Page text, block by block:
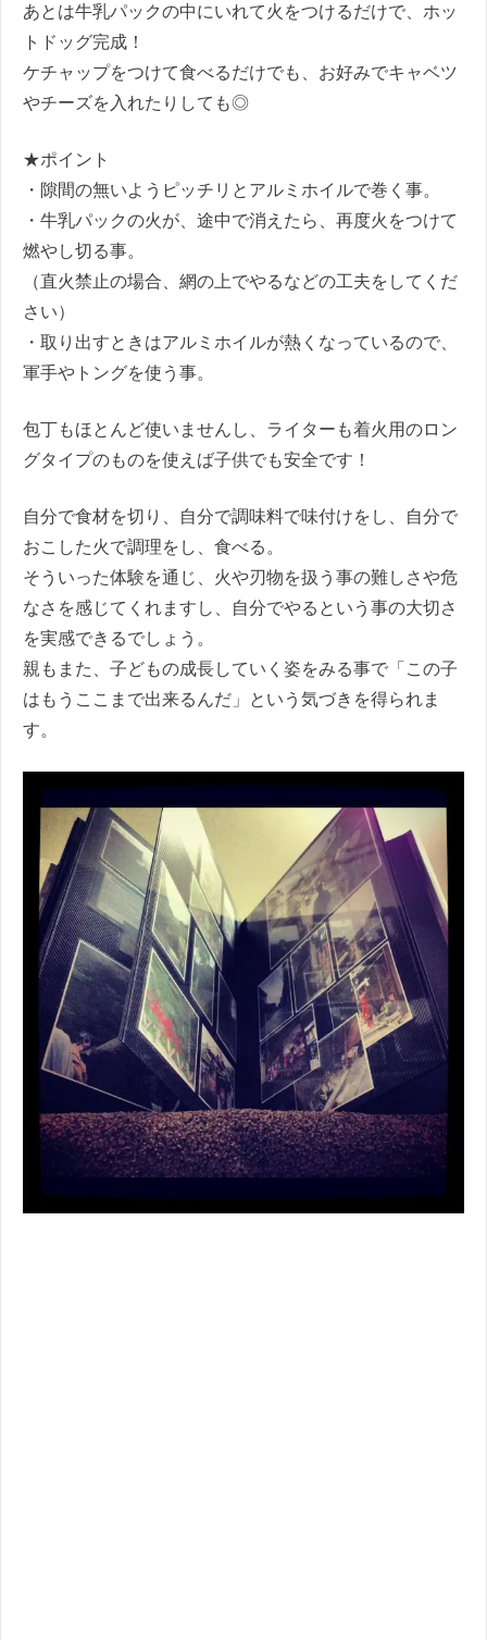
あとは牛乳パックの中にいれて火をつけるだけで、ホッ
トドッグ完成！
ケチャップをつけて食べるだけでも、お好みでキャベツ
やチーズを入れたりしても◎
★ポイント
・隙間の無いようピッチリとアルミホイルで巻く事。
・牛乳パックの火が、途中で消えたら、再度火をつけて
燃やし切る事。
（直火禁止の場合、網の上でやるなどの工夫をしてくだ
さい）
・取り出すときはアルミホイルが熱くなっているので、
軍手やトングを使う事。
包丁もほとんど使いませんし、ライターも着火用のロン
グタイプのものを使えば子供でも安全です！
自分で食材を切り、自分で調味料で味付けをし、自分で
おこした火で調理をし、食べる。
そういった体験を通じ、火や刃物を扱う事の難しさや危
なさを感じてくれますし、自分でやるという事の大切さ
を実感できるでしょう。
親もまた、子どもの成長していく姿をみる事で「この子
はもうここまで出来るんだ」という気づきを得られま
す。